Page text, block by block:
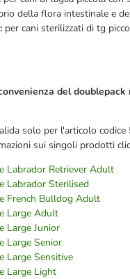
della flora intestinale e
per cani sterilizzati di tg
del
solo per l'articolo codice
sui singoli prodotti
Labrador Retriever Adult
Labrador Sterilised
French Bulldog Adult
Large Adult
Large Junior
Large Senior
Large Sensitive
Large Light